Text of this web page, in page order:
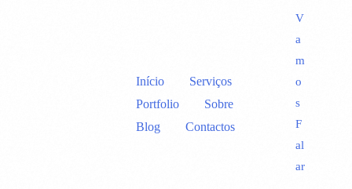
Início
Serviços
Portfolio
Sobre
Blog
Contactos
V
a
m
o
s
F
al
ar